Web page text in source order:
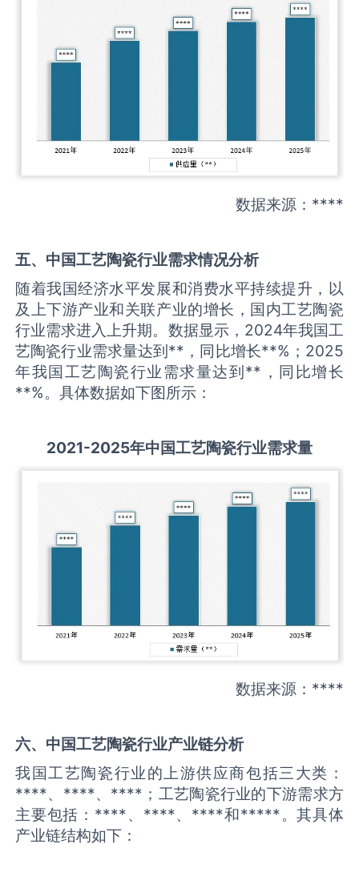
数据来源：****
五、中国工艺陶瓷行业需求情况分析
随着我国经济水平发展和消费水平持续提升，以
及上下游产业和关联产业的增长，国内工艺陶瓷
行业需求进入上升期。数据显示，2024年我国工
艺陶瓷行业需求量达到**，同比增长**%；2025
年我国工艺陶瓷行业需求量达到**，同比增长
**%。具体数据如下图所示：
2021-2025年中国工艺陶瓷行业需求量
数据来源：****
六、中国工艺陶瓷行业产业链分析
我国工艺陶瓷行业的上游供应商包括三大类：
****、****、****；工艺陶瓷行业的下游需求方
主要包括：****、****、****和*****。其具体
产业链结构如下：